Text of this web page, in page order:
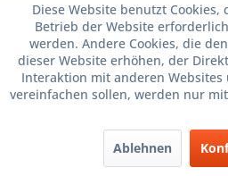
Diese Website benutzt
Betrieb der Website
werden. Andere Cookies, die
dieser Website erhöhen, der
Interaktion mit anderen Websites
vereinfachen sollen, werden nur
Ablehnen